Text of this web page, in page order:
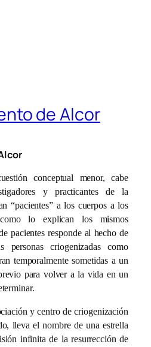
de Alcor
conceptual menor, cabe
y practicantes de la
“pacientes” a los cuerpos a los
lo explican los mismos
pacientes responde al hecho de
criogenizadas como
temporalmente sometidas a un
para volver a la vida en un
y centro de criogenización
lleva el nombre de una estrella
infinita de la resurrección de